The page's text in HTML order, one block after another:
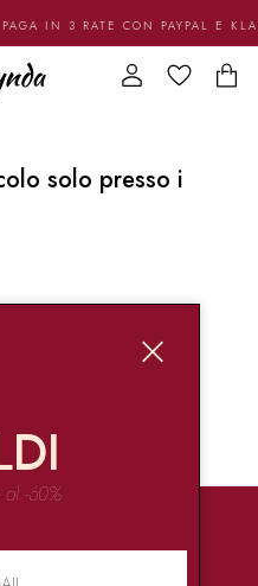
IN 3 RATE CON PAYPAL E
solo presso i
-60%